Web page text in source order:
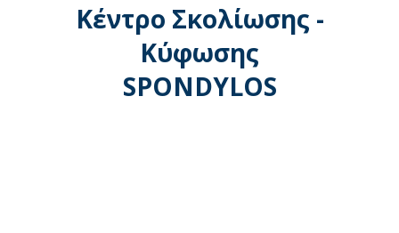
Κέντρο Σκολίωσης -
Κύφωσης
SPONDYLOS